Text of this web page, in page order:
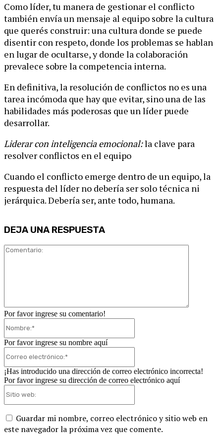
Como líder, tu manera de gestionar el conflicto
también envía un mensaje al equipo sobre la cultura
que querés construir: una cultura donde se puede
disentir con respeto, donde los problemas se hablan
en lugar de ocultarse, y donde la colaboración
prevalece sobre la competencia interna.
En definitiva, la resolución de conflictos no es una
tarea incómoda que hay que evitar, sino una de las
habilidades más poderosas que un líder puede
desarrollar.
Liderar con inteligencia emocional:la clave para
resolver conflictos en el equipo
Cuando el conflicto emerge dentro de un equipo, la
respuesta del líder no debería ser solo técnica ni
jerárquica. Debería ser, ante todo, humana.
DEJA UNA RESPUESTA
Por favor ingrese su comentario!
Por favor ingrese su nombre aquí
¡Has introducido una dirección de correo electrónico incorrecta!
Por favor ingrese su dirección de correo electrónico aquí
Guardar mi nombre, correo electrónico y sitio web en
este navegador la próxima vez que comente.